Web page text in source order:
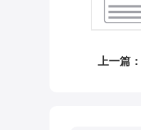
上一篇：